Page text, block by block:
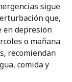
sigue
que,
en depresión
o mañana
recomiendan
comida y